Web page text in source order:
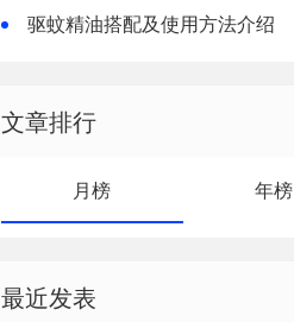
驱蚊精油搭配及使用方法介绍
文章排行
月榜 年榜
最近发表